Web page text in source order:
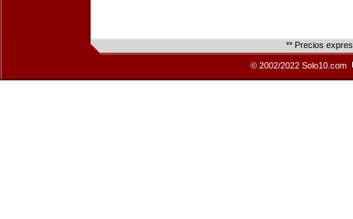
** Precios
© 2002/2022 Solo10.com